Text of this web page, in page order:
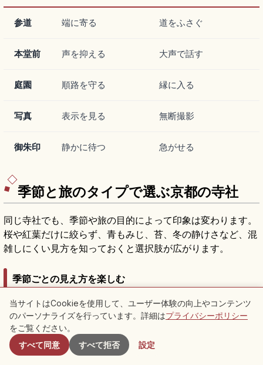
参道 端に寄る 道をふさぐ
本堂前 声を抑える 大声で話す
庭園 順路を守る 縁に入る
写真 表示を見る 無断撮影
御朱印 静かに待つ 急がせる
季節と旅のタイプで選ぶ京都の寺社
同じ寺社でも、季節や旅の目的によって印象は変わります。
桜や紅葉だけに絞らず、青もみじ、苔、冬の静けさなど、混
雑しにくい見方を知っておくと選択肢が広がります。
季節ごとの見え方を楽しむ
京都の寺社は、3月下旬〜4月上旬の桜、初夏の青もみじ、11
月中旬〜下旬の紅葉、冬の澄んだ空気というように、季節ご
とに写真の色も参拝の気分も変わります。
桜と紅葉の時期は人の流れも増えやすいため、庭を静かに見
付近のスポット
当サイトはCookieを使用して、ユーザー体験の向上やコンテンツ
のパーソナライズを行っています。詳細はプライバシーポリシー
をご覧ください。
すべて同意
すべて拒否 設定